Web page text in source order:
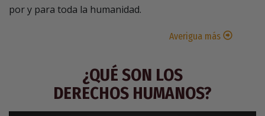
por y para toda la humanidad.
Averigua más
¿QUÉ SON LOS
DERECHOS HUMANOS?